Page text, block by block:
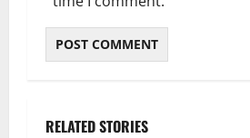
RELATED STORIES